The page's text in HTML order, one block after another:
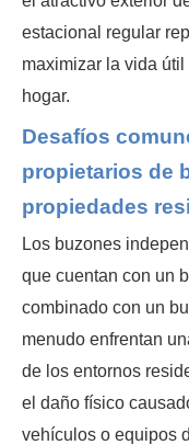
estacional regular
maximizar la vida
hogar.
Desafíos
propietarios de
propiedades
Los buzones
que cuentan con un
combinado con un
menudo enfrentan
de los entornos
el daño físico
vehículos o equipos